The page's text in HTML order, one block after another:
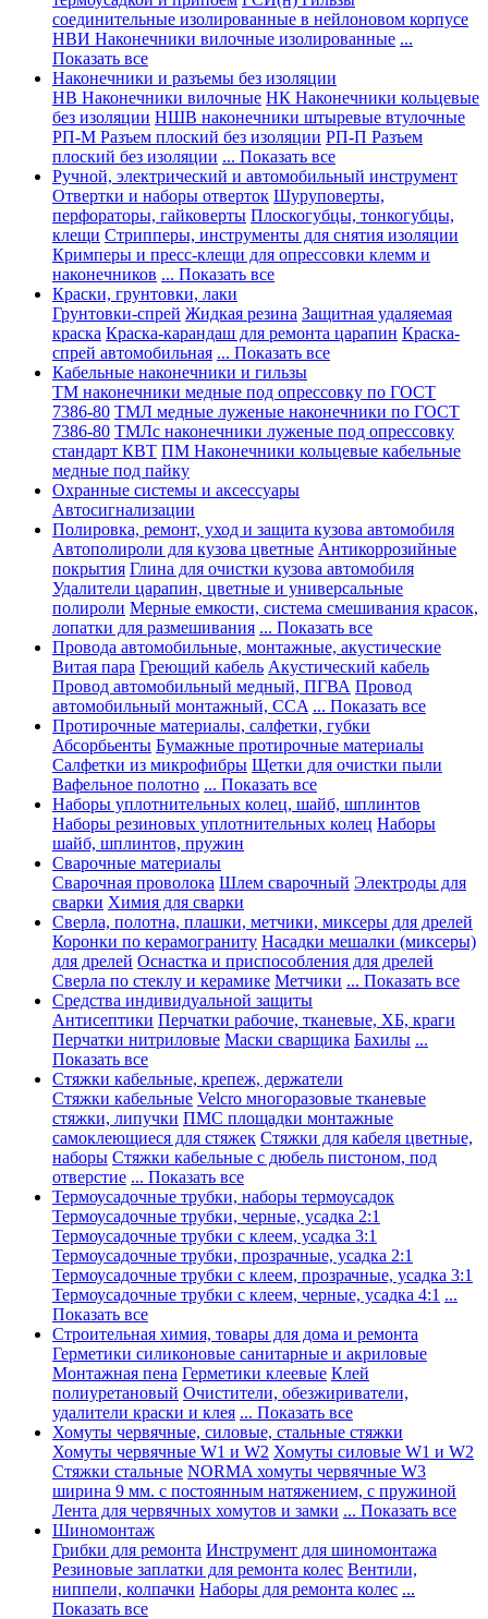
соединительные изолированные в нейлоновом корпусе
НВИ Наконечники вилочные изолированные ...
Показать все
Наконечники и разъемы без изоляции
НВ Наконечники вилочные НК Наконечники кольцевые
без изоляции НШВ наконечники штыревые втулочные
РП-М Разъем плоский без изоляции РП-П Разъем
плоский без изоляции ... Показать все
Ручной, электрический и автомобильный инструмент
Отвертки и наборы отверток Шуруповерты,
перфораторы, гайковерты Плоскогубцы, тонкогубцы,
клещи Стрипперы, инструменты для снятия изоляции
Кримперы и пресс-клещи для опрессовки клемм и
наконечников ... Показать все
Краски, грунтовки, лаки
Грунтовки-спрей Жидкая резина Защитная удаляемая
краска Краска-карандаш для ремонта царапин Краска-
спрей автомобильная ... Показать все
Кабельные наконечники и гильзы
ТМ наконечники медные под опрессовку по ГОСТ
7386-80 ТМЛ медные луженые наконечники по ГОСТ
7386-80 ТМЛс наконечники луженые под опрессовку
стандарт КВТ ПМ Наконечники кольцевые кабельные
медные под пайку
Охранные системы и аксессуары
Автосигнализации
Полировка, ремонт, уход и защита кузова автомобиля
Автополироли для кузова цветные Антикоррозийные
покрытия Глина для очистки кузова автомобиля
Удалители царапин, цветные и универсальные
полироли Мерные емкости, система смешивания красок,
лопатки для размешивания ... Показать все
Провода автомобильные, монтажные, акустические
Витая пара Греющий кабель Акустический кабель
Провод автомобильный медный, ПГВА Провод
автомобильный монтажный, CCA ... Показать все
Протирочные материалы, салфетки, губки
Абсорбьенты Бумажные протирочные материалы
Салфетки из микрофибры Щетки для очистки пыли
Вафельное полотно ... Показать все
Наборы уплотнительных колец, шайб, шплинтов
Наборы резиновых уплотнительных колец Наборы
шайб, шплинтов, пружин
Сварочные материалы
Сварочная проволока Шлем сварочный Электроды для
сварки Химия для сварки
Сверла, полотна, плашки, метчики, миксеры для дрелей
Коронки по керамограниту Насадки мешалки (миксеры)
для дрелей Оснастка и приспособления для дрелей
Сверла по стеклу и керамике Метчики ... Показать все
Средства индивидуальной защиты
Антисептики Перчатки рабочие, тканевые, ХБ, краги
Перчатки нитриловые Маски сварщика Бахилы ...
Показать все
Стяжки кабельные, крепеж, держатели
Стяжки кабельные Velcro многоразовые тканевые
стяжки, липучки ПМС площадки монтажные
самоклеющиеся для стяжек Стяжки для кабеля цветные,
наборы Стяжки кабельные с дюбель пистоном, под
отверстие ... Показать все
Термоусадочные трубки, наборы термоусадок
Термоусадочные трубки, черные, усадка 2:1
Термоусадочные трубки с клеем, усадка 3:1
Термоусадочные трубки, прозрачные, усадка 2:1
Термоусадочные трубки с клеем, прозрачные, усадка 3:1
Термоусадочные трубки с клеем, черные, усадка 4:1 ...
Показать все
Строительная химия, товары для дома и ремонта
Герметики силиконовые санитарные и акриловые
Монтажная пена Герметики клеевые Клей
полиуретановый Очистители, обезжириватели,
удалители краски и клея ... Показать все
Хомуты червячные, силовые, стальные стяжки
Хомуты червячные W1 и W2 Хомуты силовые W1 и W2
Стяжки стальные NORMA хомуты червячные W3
ширина 9 мм. с постоянным натяжением, с пружиной
Лента для червячных хомутов и замки ... Показать все
Шиномонтаж
Грибки для ремонта Инструмент для шиномонтажа
Резиновые заплатки для ремонта колес Вентили,
ниппели, колпачки Наборы для ремонта колес ...
Показать все